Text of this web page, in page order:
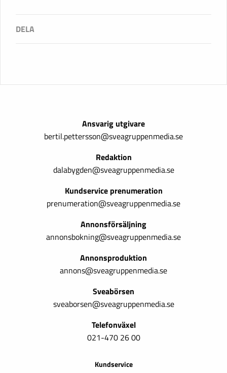
Ansvarig utgivare
bertil.pettersson@sveagruppenmedia.se
Redaktion
dalabygden@sveagruppenmedia.se
Kundservice prenumeration
prenumeration@sveagruppenmedia.se
Annonsförsäljning
annonsbokning@sveagruppenmedia.se
Annonsproduktion
annons@sveagruppenmedia.se
Sveabörsen
sveaborsen@sveagruppenmedia.se
Telefonväxel
021-470 26 00
Kundservice